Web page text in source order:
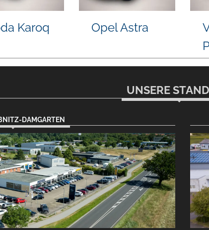
Nissan
Fiat Grande
UNSERE
DAMGARTEN